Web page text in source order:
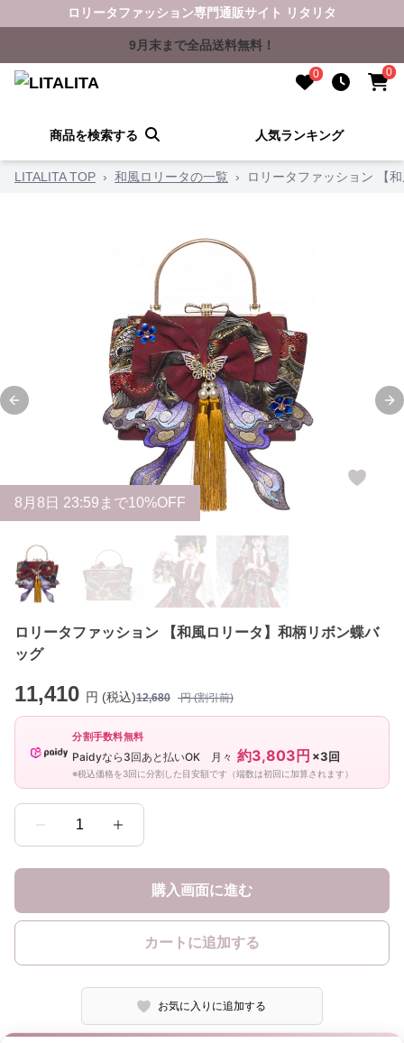
ロリータファッション専門通販サイト リタリタ
9月末まで全品送料無料！
0 0
商品を検索する 人気ランキング
LITALITA TOP › 和風ロリータの一覧 › ロリータファッション 【
Previous slide
8 月 8 日 23:59まで10%OFF
ロリータファッション 【和風ロリータ】和柄リボン蝶バ
ッグ
11,410 円 (税込)12,680 円 (割引前)
分割手数料無料
Paidyなら3回あと払いOK 月々 約3,803円 ×3回
※税込価格を3回に分割した目安額です（端数は初回に加算されます）
1
購入画面に進む
カートに追加する
お気に入りに追加する